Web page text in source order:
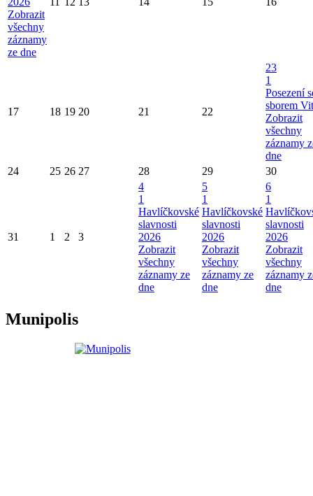
Zobrazit
všechny
záznamy
ze dne
17 18 19 20 21 22
23
1
Posezení
sborem
Zobrazit
všechny
záznamy
dne
24
25 26 27 28 29 30
31 1 2 3
4
1
Havlíčkovské
slavnosti
2026
Zobrazit
všechny
záznamy ze
dne
5
1
Havlíčkovské
slavnosti
2026
Zobrazit
všechny
záznamy ze
dne
6
1
slavnosti
2026
Zobrazit
všechny
záznamy
dne
Munipolis